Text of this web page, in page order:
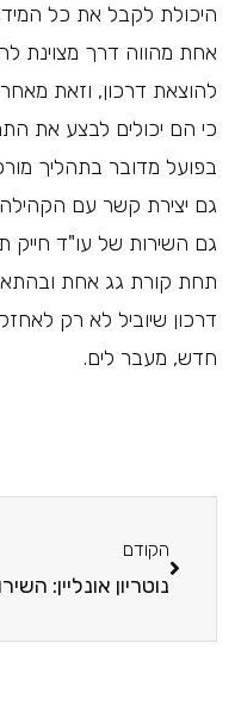
היכולת לקבל את כל
אחת מהווה דרך מצוינת
להוצאת דרכון, וזאת
כי הם יכולים לבצע את
בפועל מדובר בתהליך
גם יצירת קשר עם
גם השירות של עו"ד חייק
תחת קורת גג אחת
דרכון שיוביל לא רק
חדש, מעבר לים.
הקודם